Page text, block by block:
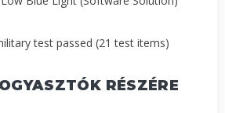
test passed (21 test items)
RÉSZÉRE